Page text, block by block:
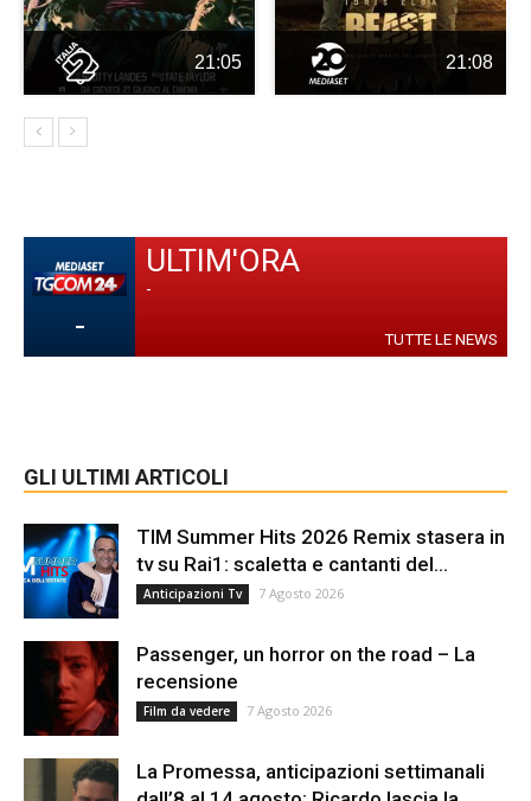
21:05 21:08
-
ULTIM'ORA
-
TUTTE LE NEWS
GLI ULTIMI ARTICOLI
TIM Summer Hits 2026 Remix stasera in
tv su Rai1: scaletta e cantanti del...
Anticipazioni Tv 7 Agosto 2026
Passenger, un horror on the road – La
recensione
Film da vedere 7 Agosto 2026
La Promessa, anticipazioni settimanali